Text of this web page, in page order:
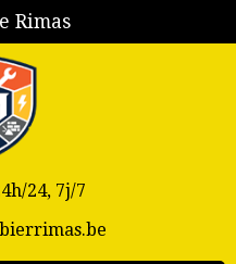
Rimas
24, 7j/7